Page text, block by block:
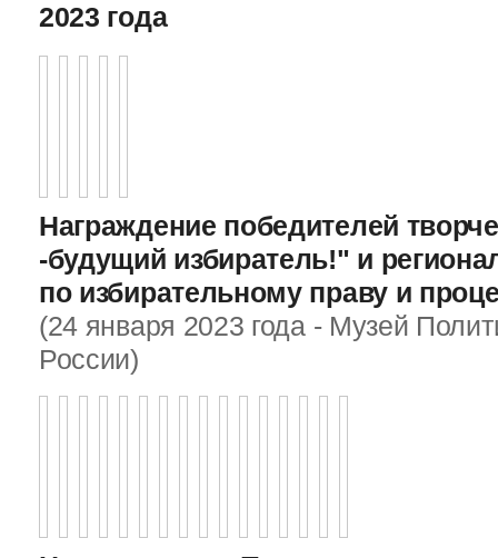
2023 года
Награждение победителей
-будущий избиратель!" и
по избирательному праву и
(24 января 2023 года - Музей
России)